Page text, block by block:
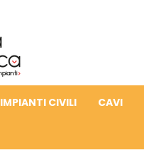
IMPIANTI CIVILI CAVI